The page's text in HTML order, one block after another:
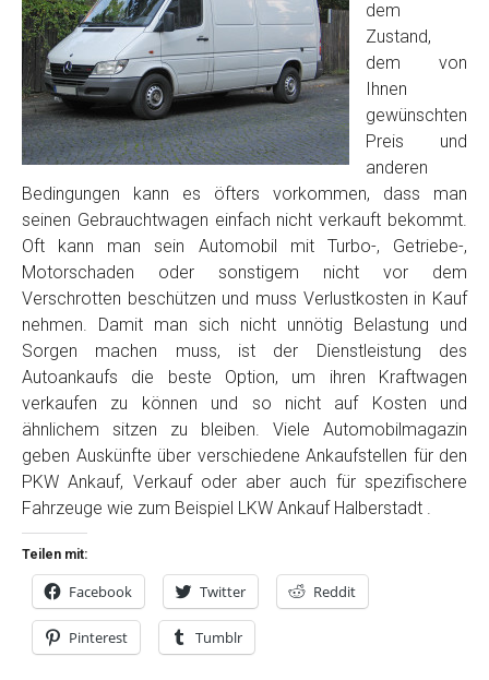
dem
Zustand,
dem von
Ihnen
gewünschten
Preis und
anderen
Bedingungen kann es öfters vorkommen, dass man
seinen Gebrauchtwagen einfach nicht verkauft bekommt.
Oft kann man sein Automobil mit Turbo-, Getriebe-,
Motorschaden oder sonstigem nicht vor dem
Verschrotten beschützen und muss Verlustkosten in Kauf
nehmen. Damit man sich nicht unnötig Belastung und
Sorgen machen muss, ist der Dienstleistung des
Autoankaufs die beste Option, um ihren Kraftwagen
verkaufen zu können und so nicht auf Kosten und
ähnlichem sitzen zu bleiben. Viele Automobilmagazin
geben Auskünfte über verschiedene Ankaufstellen für den
PKW Ankauf, Verkauf oder aber auch für spezifischere
Fahrzeuge wie zum Beispiel LKW Ankauf Halberstadt .
Teilen mit:
Facebook Twitter Reddit
Pinterest Tumblr